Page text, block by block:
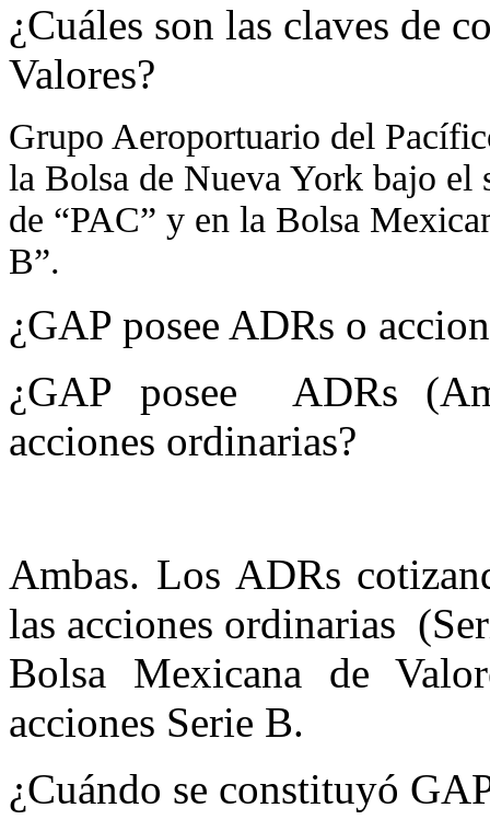
¿Cuáles son las claves de
Valores?
Grupo Aeroportuario del
la Bolsa de Nueva York bajo el
de “PAC” y en la Bolsa
B”.
¿GAP posee ADRs o
¿GAP posee ADRs
acciones ordinarias?
Ambas. Los ADRs
las acciones ordinarias
Bolsa Mexicana de
acciones Serie B.
¿Cuándo se constituyó